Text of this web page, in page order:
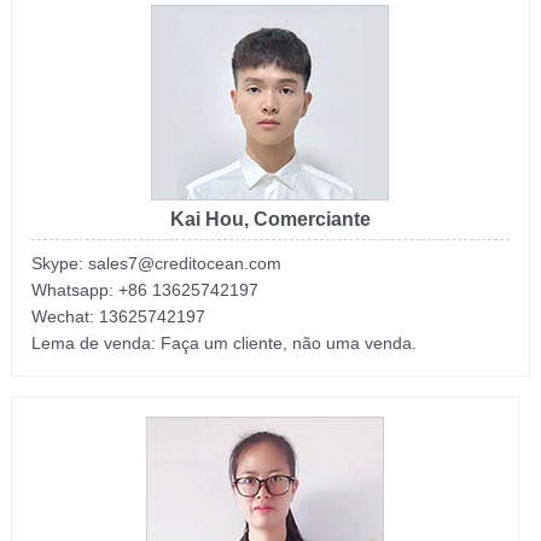
Kai Hou, Comerciante
Skype: sales7@creditocean.com
Whatsapp: +86 13625742197
Wechat: 13625742197
Lema de venda: Faça um cliente, não uma venda.